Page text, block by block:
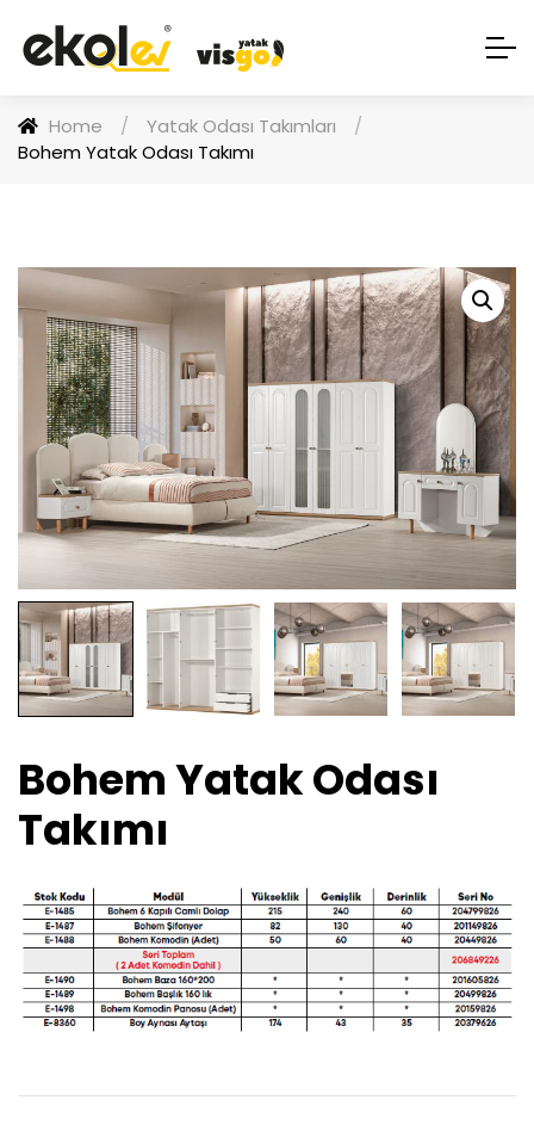
Home / Yatak Odası Takımları
/
Bohem Yatak Odası Takımı
Bohem Yatak Odası
Takımı